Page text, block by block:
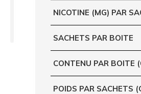
NICOTINE (MG) PAR
SACHETS PAR BOITE
CONTENU PAR BOITE
POIDS PAR SACHETS